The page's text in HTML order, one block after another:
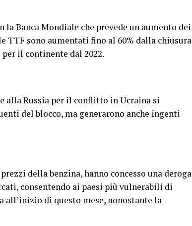
la Banca Mondiale che prevede un aumento dei
TTF sono aumentati fino al 60% dalla chiusura
il continente dal 2022.
alla Russia per il conflitto in Ucraina si
del blocco, ma generarono anche ingenti
della benzina, hanno concesso una deroga
consentendo ai paesi più vulnerabili di
all’inizio di questo mese, nonostante la